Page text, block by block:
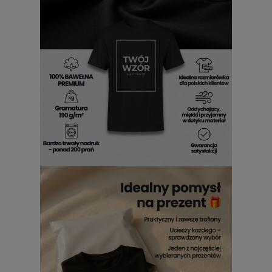
doskonale łączy w sobie lekkość i odrobinę
Męska koszulka Szwagier nie pyta
szwagier polewa na różne okazje
Nie ma lepszego dodatku na spotkania w gronie bliskich niż
koszulka Szwagier nie pyta szwagier polewa męska z
nadrukiem, która od razu buduje przyjazną atmosferę. Jej
lekki przekaz sprawia, że sprawdzi się zarówno podczas
rodzinnych uroczystości, jak i nieformalnych wypadów ze
znajomymi. Stylowa
Szwagier nie pyta szwagier polewa
koszulka męska z nadrukiem
pasuje do wielu zestawień
wprowadzić odrobinę luzu. To idealne rozwiązanie dla tych,
którzy chcą połączyć wygodę z nietuzinkowym przekazem.
Co więcej,
koszulka Szwagier nie pyta szwagier
polewa męska z nadrukiem
sprawdza się jako świetny
pomysł na prezent, który zawsze wywoła pozytywne
Humorystyczny charakter koszulki